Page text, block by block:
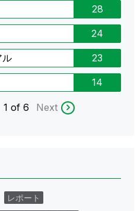
28
24
ル 23
14
1 of 6 Next
レポート